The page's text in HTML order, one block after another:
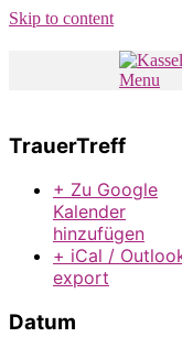
Skip to content
Den
Menu
TrauerTreff
+ Zu Google
Kalender
hinzufügen
+ iCal /
export
Datum